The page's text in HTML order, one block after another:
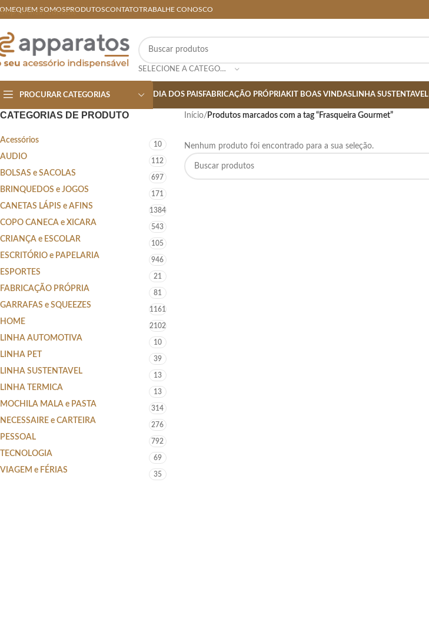
Skip to main content
QUEM SOMOSPRODUTOSCONTATOTRABALHE CONOSCO
SELECIONE A CATEGORIA
PROCURAR CATEGORIAS DIA DOS PAISFABRICAÇÃO PRÓPRIAKIT BOAS VINDASLINHA SUSTENTAVEL
CATEGORIAS DE PRODUTO
Acessórios 10
AUDIO 112
BOLSAS e SACOLAS 697
BRINQUEDOS e JOGOS 171
CANETAS LÁPIS e AFINS 1384
COPO CANECA e XICARA 543
CRIANÇA e ESCOLAR 105
ESCRITÓRIO e PAPELARIA 946
ESPORTES 21
FABRICAÇÃO PRÓPRIA 81
GARRAFAS e SQUEEZES 1161
HOME 2102
LINHA AUTOMOTIVA 10
LINHA PET 39
LINHA SUSTENTAVEL 13
LINHA TERMICA 13
MOCHILA MALA e PASTA 314
NECESSAIRE e CARTEIRA 276
PESSOAL 792
TECNOLOGIA 69
VIAGEM e FÉRIAS 35
Início/ Produtos marcados com a tag “Frasqueira Gourmet”
Nenhum produto foi encontrado para a sua seleção.